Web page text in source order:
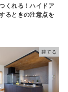
くれる！ハイドア
るときの注意点を
建てる